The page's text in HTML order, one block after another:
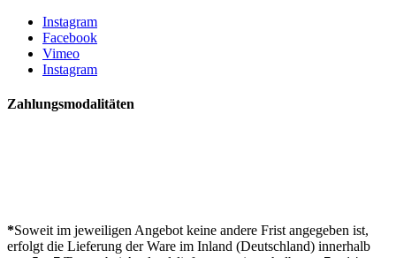
Instagram
Facebook
Vimeo
Instagram
Zahlungsmodalitäten
*Soweit im jeweiligen Angebot keine andere Frist angegeben ist,
erfolgt die Lieferung der Ware im Inland (Deutschland) innerhalb